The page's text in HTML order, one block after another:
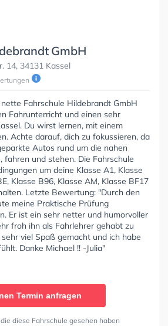
GmbH
14, 34131 Kassel
Fahrschule Hildebrandt GmbH
Fahrunterricht und einen sehr
Du wirst lernen, mit einem
Achte darauf, dich zu fokussieren, da
Autos rund um die nahen
und stehen. Die Fahrschule
um deine Klasse A1, Klasse
Klasse B96, Klasse AM, Klasse BF17
Letzte Bewertung: "Durch den
meine Praktische Prüfung
Er ist ein sehr netter und humorvoller
froh ihn als Fahrlehrer gehabt zu
viel Spaß gemacht und ich habe
Danke Michael !! -Julia"
Termin anfragen
diese Fahrschule gesehen haben